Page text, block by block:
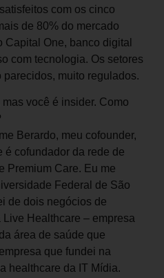
com os cinco
de 80% do mercado
Capital One, banco digital
com tecnologia. Os setores
muito regulados.
você é insider. Como
Berardo, meu cofounder,
é cofundador da rede de
Premium Care. Eu me
Federal de São
de dois negócios de
Live Healthcare – empresa
área de saúde que
que fundei na
healthcare da IT Mídia.